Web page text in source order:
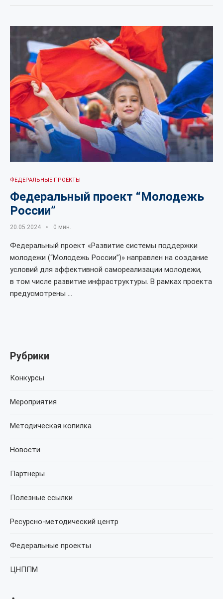
ФЕДЕРАЛЬНЫЕ ПРОЕКТЫ
Федеральный проект “Молодежь
России”
20.05.2024 0 мин.
Федеральный проект «Развитие системы поддержки
молодежи (“Молодежь России”)» направлен на создание
условий для эффективной самореализации молодежи,
в том числе развитие инфраструктуры. В рамках проекта
предусмотрены …
Рубрики
Конкурсы
Мероприятия
Методическая копилка
Новости
Партнеры
Полезные ссылки
Ресурсно-методический центр
Федеральные проекты
ЦНППМ